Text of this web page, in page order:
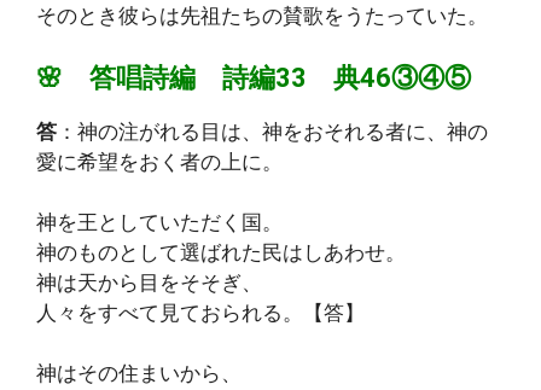
そのとき彼らは先祖たちの賛歌をうたっていた。
🌸 答唱詩編 詩編33 典46③④⑤
答 ：神の注がれる目は、神をおそれる者に、神の
愛に希望をおく者の上に。
神を王としていただく国。
神のものとして選ばれた民はしあわせ。
神は天から目をそそぎ、
人々をすべて見ておられる。【答】
神はその住まいから、